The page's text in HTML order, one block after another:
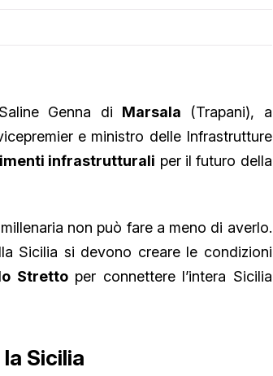
Genna di Marsala (Trapani), a
e ministro delle Infrastrutture
infrastrutturali per il futuro della
non può fare a meno di averlo.
Sicilia si devono creare le condizioni
Strettoper connettere l’intera Sicilia
Sicilia